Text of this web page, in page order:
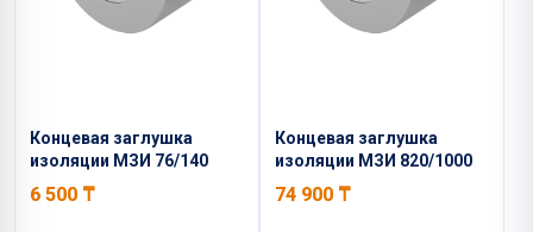
Концевая заглушка
изоляции МЗИ 76/140
6 500 ₸
Концевая заглушка
изоляции МЗИ 820/1000
74 900 ₸